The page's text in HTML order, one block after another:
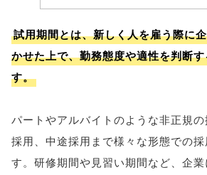
試用期間とは、新しく人を雇う際に
かせた上で、勤務態度や適性を判断
す。
パートやアルバイトのような非正規
採用、中途採用まで様々な形態での
す。研修期間や見習い期間など、企